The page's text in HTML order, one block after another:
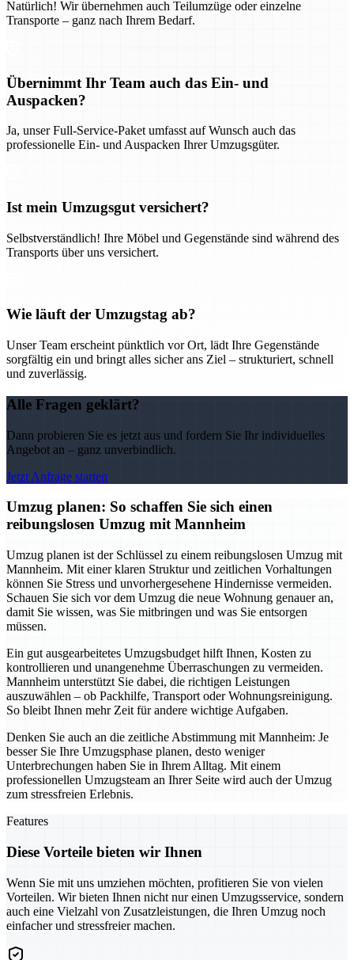
Natürlich! Wir übernehmen auch Teilumzüge oder einzelne
Transporte – ganz nach Ihrem Bedarf.
Übernimmt Ihr Team auch das Ein- und
Auspacken?
Ja, unser Full-Service-Paket umfasst auf Wunsch auch das
professionelle Ein- und Auspacken Ihrer Umzugsgüter.
Ist mein Umzugsgut versichert?
Selbstverständlich! Ihre Möbel und Gegenstände sind während des
Transports über uns versichert.
Wie läuft der Umzugstag ab?
Unser Team erscheint pünktlich vor Ort, lädt Ihre Gegenstände
sorgfältig ein und bringt alles sicher ans Ziel – strukturiert, schnell
und zuverlässig.
Alle Fragen geklärt?
Dann probieren Sie es jetzt aus und fordern Sie Ihr individuelles
Angebot an – ganz unverbindlich.
Jetzt Anfrage starten
Umzug planen: So schaffen Sie sich einen
reibungslosen Umzug mit Mannheim
Umzug planen ist der Schlüssel zu einem reibungslosen Umzug mit
Mannheim. Mit einer klaren Struktur und zeitlichen Vorhaltungen
können Sie Stress und unvorhergesehene Hindernisse vermeiden.
Schauen Sie sich vor dem Umzug die neue Wohnung genauer an,
damit Sie wissen, was Sie mitbringen und was Sie entsorgen
müssen.
Ein gut ausgearbeitetes Umzugsbudget hilft Ihnen, Kosten zu
kontrollieren und unangenehme Überraschungen zu vermeiden.
Mannheim unterstützt Sie dabei, die richtigen Leistungen
auszuwählen – ob Packhilfe, Transport oder Wohnungsreinigung.
So bleibt Ihnen mehr Zeit für andere wichtige Aufgaben.
Denken Sie auch an die zeitliche Abstimmung mit Mannheim: Je
besser Sie Ihre Umzugsphase planen, desto weniger
Unterbrechungen haben Sie in Ihrem Alltag. Mit einem
professionellen Umzugsteam an Ihrer Seite wird auch der Umzug
zum stressfreien Erlebnis.
Features
Diese Vorteile bieten wir Ihnen
Wenn Sie mit uns umziehen möchten, profitieren Sie von vielen
Vorteilen. Wir bieten Ihnen nicht nur einen Umzugsservice, sondern
auch eine Vielzahl von Zusatzleistungen, die Ihren Umzug noch
einfacher und stressfreier machen.